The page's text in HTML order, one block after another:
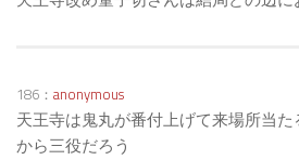
186： anonymous
天王寺は鬼丸が番付上げて来場所当
から三役だろう